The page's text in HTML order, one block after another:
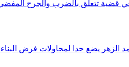
تتعلق بالضرب والجرح المفضي
يضع حدا لمحاولات فرض البناء